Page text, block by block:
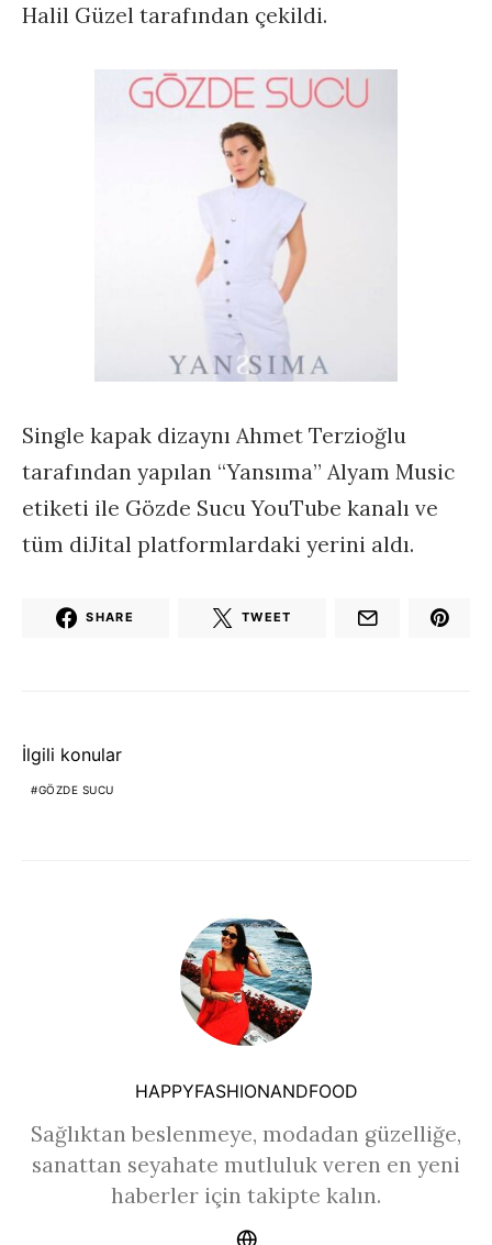
Halil Güzel tarafından çekildi.
Single kapak dizaynı Ahmet Terzioğlu
tarafından yapılan “Yansıma” Alyam Music
etiketi ile Gözde Sucu YouTube kanalı ve
tüm diJital platformlardaki yerini aldı.
SHARE TWEET
İlgili konular
GÖZDE SUCU
HAPPYFASHIONANDFOOD
Sağlıktan beslenmeye, modadan güzelliğe,
sanattan seyahate mutluluk veren en yeni
haberler için takipte kalın.